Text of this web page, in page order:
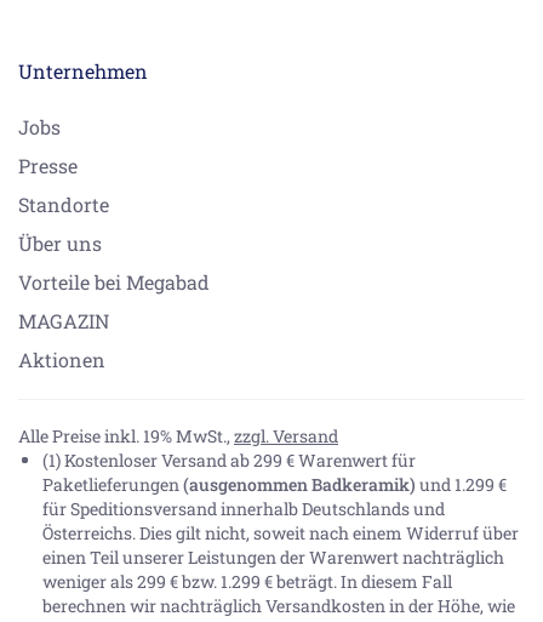
Unternehmen
Jobs
Presse
Standorte
Über uns
Vorteile bei Megabad
MAGAZIN
Aktionen
Alle Preise inkl. 19% MwSt., zzgl. Versand
(1) Kostenloser Versand ab 299 € Warenwert für
Paketlieferungen(ausgenommen Badkeramik) und 1.299 €
für Speditionsversand innerhalb Deutschlands und
Österreichs. Dies gilt nicht, soweit nach einem Widerruf über
einen Teil unserer Leistungen der Warenwert nachträglich
weniger als 299 € bzw. 1.299 € beträgt. In diesem Fall
berechnen wir nachträglich Versandkosten in der Höhe, wie